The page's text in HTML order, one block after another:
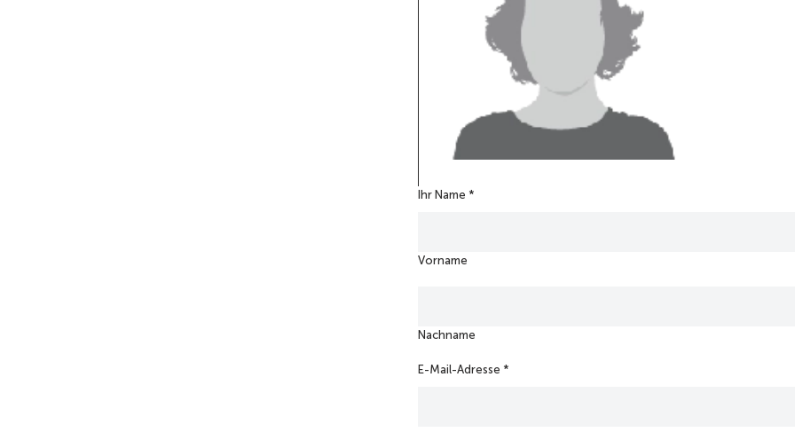
I
i
d
Ihr Name *
Vorname
Nachname
E-Mail-Adresse *